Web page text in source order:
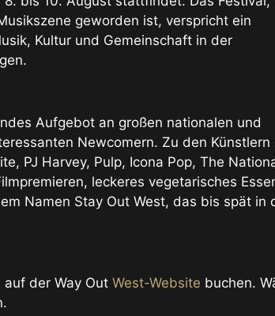
geworden ist, verspricht ein
Kultur und Gemeinschaft in der
Aufgebot an großen nationalen und
Newcomern. Zu den Künstlern
PJ Harvey, Pulp, Icona Pop, The
leckeres vegetarisches
Namen Stay Out West, das bis spät in
auf der Way Out West-Website buchen.